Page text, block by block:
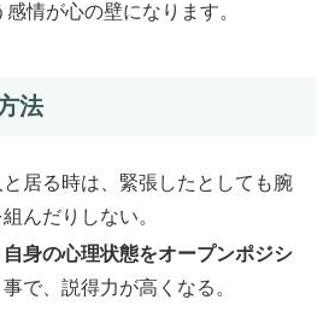
情が心の壁になります。
法
居る時は、緊張したとしても腕
んだりしない。
自身の心理状態をオープンポジシ
で、説得力が高くなる。